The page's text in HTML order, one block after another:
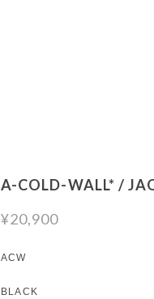
A-COLD-WALL* /
¥20,900
ACW
BLACK